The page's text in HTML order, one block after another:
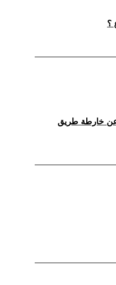
عن خارطة طريق